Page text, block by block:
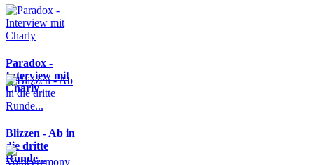
Paradox -
Interview mit
Charly
Blizzen - Ab in
die dritte
Runde...